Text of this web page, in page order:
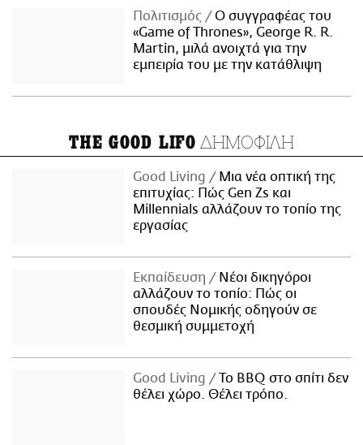
Πολιτισμός
Ο συγγραφέας του
«Game of Thrones», George R. R.
Martin, μιλά ανοιχτά για την
εμπειρία του με την κατάθλιψη
THE GOOD LIFO ΔΗΜΟΦΙΛΗ
Good Living
Μια νέα οπτική της
επιτυχίας: Πώς Gen Zs και
Millennials αλλάζουν το τοπίο της
εργασίας
Εκπαίδευση
Νέοι δικηγόροι
αλλάζουν το τοπίο: Πώς οι
σπουδές Νομικής οδηγούν σε
θεσμική συμμετοχή
Good Living
Το BBQ στο σπίτι δεν
θέλει χώρο. Θέλει τρόπο.